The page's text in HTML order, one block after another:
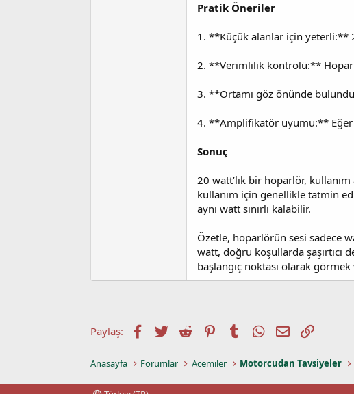
Pratik Öneriler
1. **Küçük alanlar için yeterli:**
2. **Verimlilik kontrolü:**
3. **Ortamı göz önünde
4. **Amplifikatör uyumu:** Eğer
Sonuç
20 watt’lık bir hoparlör,
kullanım için genellikle tatmin
aynı watt sınırlı kalabilir.
Özetle, hoparlörün sesi sadece
watt, doğru koşullarda şaşırtıcı
başlangıç noktası olarak
Paylaş: Facebook
TwitterReddit PinterestTumblrWhatsApp
E-postaLink
Anasayfa Forumlar Acemiler Motorcudan Tavsiyeler